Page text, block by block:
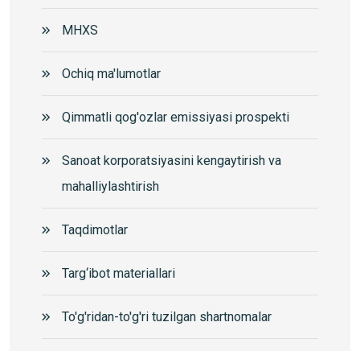
MHXS
Ochiq ma'lumotlar
Qimmatli qog'ozlar emissiyasi prospekti
Sanoat korporatsiyasini kengaytirish va
mahalliylashtirish
Taqdimotlar
Targ‘ibot materiallari
To'g'ridan-to'g'ri tuzilgan shartnomalar